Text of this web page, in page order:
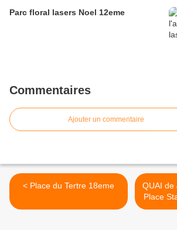
Parc floral lasers Noel 12eme
Commentaires
Ajouter un commentaire
< Place du Tertre 18eme
QUAI de